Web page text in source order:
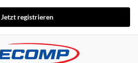
Jetzt registrieren